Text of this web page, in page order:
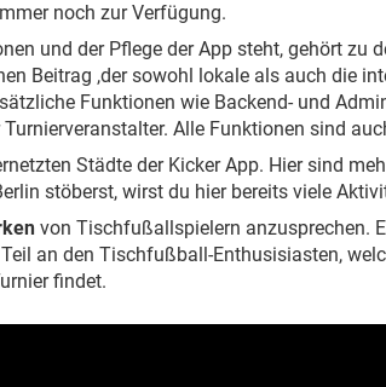
noch zur Verfügung.
und der Pflege der App steht, gehört zu
Beitrag ,der sowohl lokale als auch die
Funktionen wie Backend- und
Alle Funktionen sind
Städte der Kicker App. Hier sind
stöberst, wirst du hier bereits viele
von Tischfußallspielern anzusprechen.
an den Tischfußball-Enthusisiasten,
findet.